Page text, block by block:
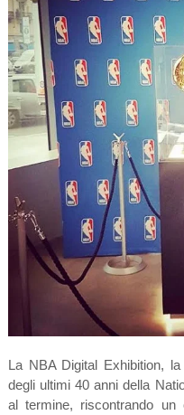
La NBA Digital Exhibition,
degli ultimi 40 anni della
al termine, riscontrando